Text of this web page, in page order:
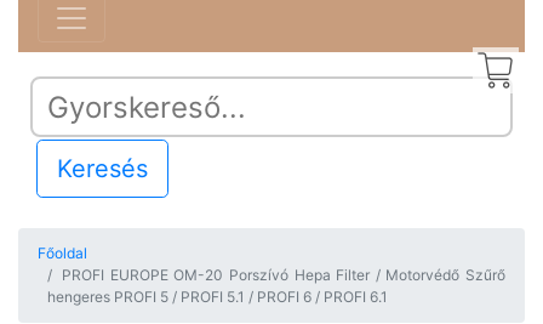
Keresés
Főoldal
PROFI EUROPE OM-20 Porszívó Hepa Filter / Motorvédő Szűrő
hengeres PROFI 5 / PROFI 5.1 / PROFI 6 / PROFI 6.1